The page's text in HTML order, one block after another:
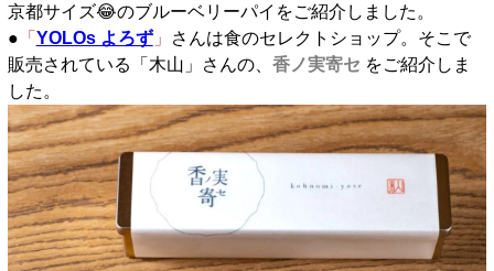
京都サイズ😂のブルーベリーパイをご紹介しました。
● 「 YOLOs よろず」
さんは食のセレクトショップ。そこで
販売されている「木山」さんの、 香ノ実寄セ をご紹介しま
した。